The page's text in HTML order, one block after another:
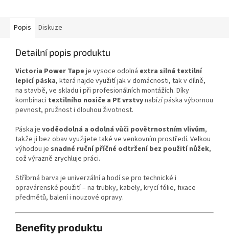
Popis
Diskuze
Detailní popis produktu
Victoria Power Tape je vysoce odolná extra silná textilní
lepicí páska, která najde využití jak v domácnosti, tak v dílně,
na stavbě, ve skladu i při profesionálních montážích. Díky
kombinaci textilního nosiče a PE vrstvynabízí páska výbornou
pevnost, pružnost i dlouhou životnost.
Páska je voděodolná a odolná vůči povětrnostním vlivům,
takže ji bez obav využijete také ve venkovním prostředí. Velkou
výhodou je snadné ruční příčné odtržení bez použití nůžek,
což výrazně zrychluje práci.
Stříbrná barva je univerzální a hodí se pro technické i
opravárenské použití – na trubky, kabely, krycí fólie, fixace
předmětů, balení i nouzové opravy.
Benefity produktu